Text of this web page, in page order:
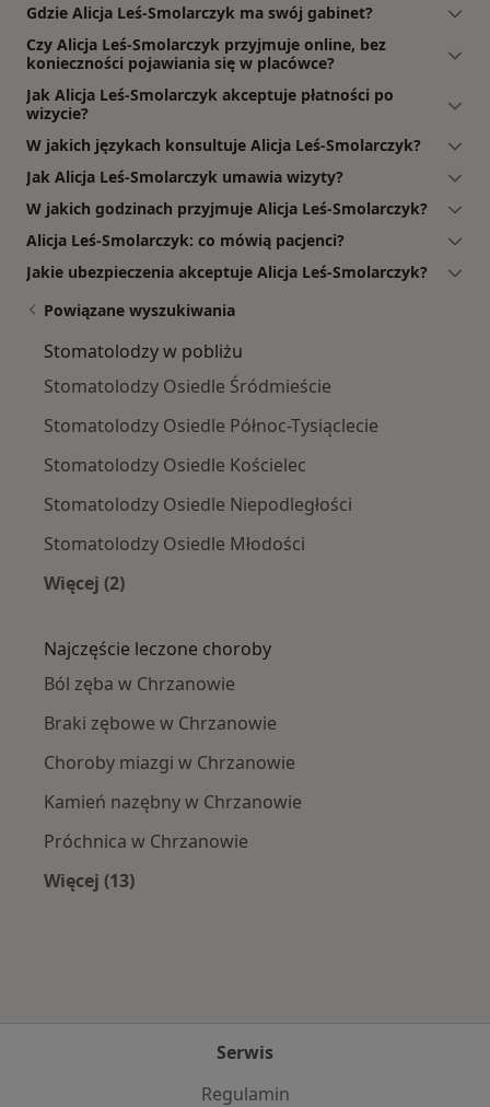
Gdzie Alicja Leś-Smolarczyk ma swój gabinet?
Czy Alicja Leś-Smolarczyk przyjmuje online, bez
konieczności pojawiania się w placówce?
Jak Alicja Leś-Smolarczyk akceptuje płatności po
wizycie?
W jakich językach konsultuje Alicja Leś-Smolarczyk?
Jak Alicja Leś-Smolarczyk umawia wizyty?
W jakich godzinach przyjmuje Alicja Leś-Smolarczyk?
Alicja Leś-Smolarczyk: co mówią pacjenci?
Jakie ubezpieczenia akceptuje Alicja Leś-Smolarczyk?
Powiązane wyszukiwania
Stomatolodzy w pobliżu
Stomatolodzy Osiedle Śródmieście
Stomatolodzy Osiedle Północ-Tysiąclecie
Stomatolodzy Osiedle Kościelec
Stomatolodzy Osiedle Niepodległości
Stomatolodzy Osiedle Młodości
Więcej (2)
Najczęście leczone choroby
Ból zęba w Chrzanowie
Braki zębowe w Chrzanowie
Choroby miazgi w Chrzanowie
Kamień nazębny w Chrzanowie
Próchnica w Chrzanowie
Więcej (13)
Serwis
Regulamin